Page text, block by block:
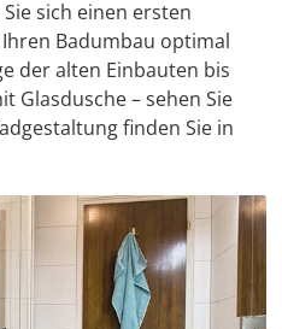
sich einen ersten
Badumbau optimal
der alten Einbauten bis
Glasdusche – sehen Sie
finden Sie in